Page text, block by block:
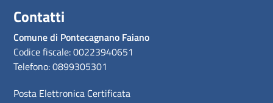
Contatti
Comune di Pontecagnano Faiano
Codice fiscale: 00223940651
Telefono: 0899305301
Posta Elettronica Certificata